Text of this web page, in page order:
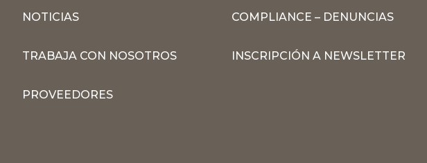
NOTICIAS COMPLIANCE – DENUNCIAS
TRABAJA CON NOSOTROS INSCRIPCIÓN A NEWSLETTER
PROVEEDORES